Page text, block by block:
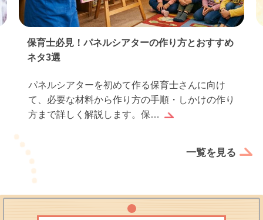
保育士必見！パネルシアターの作り方とおすすめ
ネタ3選
パネルシアターを初めて作る保育士さんに向け
て、必要な材料から作り方の手順・しかけの作り
方まで詳しく解説します。保…
一覧を見る